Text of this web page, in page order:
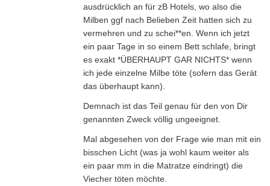
ausdrücklich an für zB Hotels, wo also die
Milben ggf nach Belieben Zeit hatten sich zu
vermehren und zu schei**en. Wenn ich jetzt
ein paar Tage in so einem Bett schlafe, bringt
es exakt *ÜBERHAUPT GAR NICHTS* wenn
ich jede einzelne Milbe töte (sofern das Gerät
das überhaupt kann).
Demnach ist das Teil genau für den von Dir
genannten Zweck völlig ungeeignet.
Mal abgesehen von der Frage wie man mit ein
bisschen Licht (was ja wohl kaum weiter als
ein paar mm in die Matratze eindringt) die
Viecher töten möchte.